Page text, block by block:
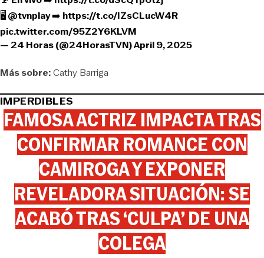
🖥 @tvnplay➡️ https://t.co/IZsCLucW4R
pic.twitter.com/95Z2Y6KLVM
— 24 Horas (@24HorasTVN)April 9, 2025
Más sobre:Cathy Barriga
IMPERDIBLES
FAMOSA ACTRIZ IMPACTA TRAS
CONFIRMAR ROMANCE CON
CAMIROGA Y EXPONER
REVELADORA SITUACIÓN: SE
ACABÓ TRAS ‘CULPA’ DE UNA
COLEGA